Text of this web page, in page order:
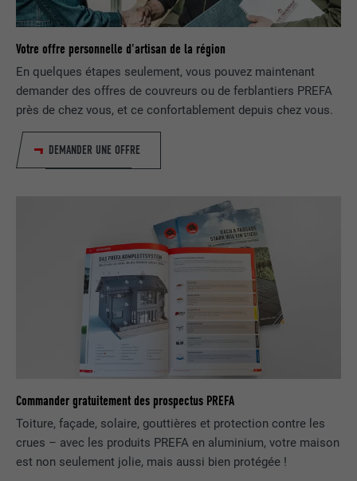
Votre offre personnelle d'artisan de la région
En quelques étapes seulement, vous pouvez maintenant
demander des offres de couvreurs ou de ferblantiers PREFA
près de chez vous, et ce confortablement depuis chez vous.
DEMANDER UNE OFFRE
Commander gratuitement des prospectus PREFA
Toiture, façade, solaire, gouttières et protection contre les
crues – avec les produits PREFA en aluminium, votre maison
est non seulement jolie, mais aussi bien protégée !
UTILITÉ
Utilisé par Google AdSense pour tester
l'efficacité de la publicité sur les sites
Internet qui utilisent ses services.
NOM _pinterest_ct_ua
FOURNISSEUR Pinterest
Ce cookie comprend un identifiant
unique universel (UUID) permettant de
grouper les actions effectuées sur
plusieurs pages lorsque l'utilisateur ne
peut pas être identifié clairement.
LinkedIn
EXPIRATION
Sert à enregistrer l'autorisation de
l'utilisateur à utiliser des cookies pour